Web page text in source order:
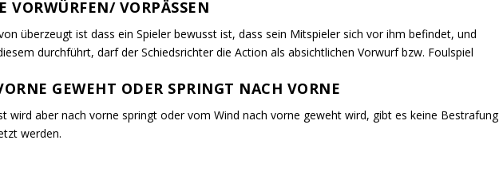
VORWÜRFEN/ VORPÄSSEN
überzeugt ist dass ein Spieler bewusst ist, dass sein Mitspieler sich vor ihm befindet, und
durchführt, darf der Schiedsrichter die Action als absichtlichen Vorwurf bzw. Foulspiel
GEWEHT ODER SPRINGT NACH VORNE
wird aber nach vorne springt oder vom Wind nach vorne geweht wird, gibt es keine Bestrafung
werden.